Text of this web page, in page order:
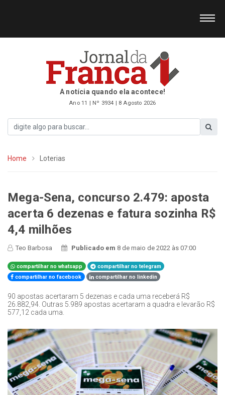
A notícia quando ela acontece!
Ano 11 | Nº 3934 | 8 Agosto 2026
Home Loterias
Mega-Sena, concurso 2.479: aposta
acerta 6 dezenas e fatura sozinha R$
4,4 milhões
Teo Barbosa Publicado em 8 de maio de 2022 às 07:00
compartilhar no whatsapp
compartilhar no telegram
compartilhar no facebook
compartilhar no linkedin
90 apostas acertaram 5 dezenas e cada uma receberá R$
26.882,94. Outras 5.989 apostas acertaram a quadra e levarão R$
577,12 cada uma.